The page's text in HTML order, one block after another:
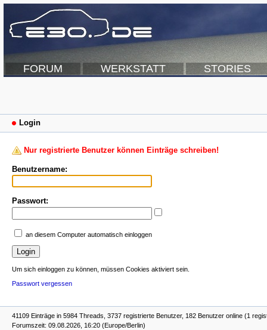
FORUM WERKSTATT STORIES
Login
Nur registrierte Benutzer können Einträge schreiben!
Benutzername:
Passwort:
an diesem Computer automatisch einloggen
Um sich einloggen zu können, müssen Cookies aktiviert sein.
Passwort vergessen
41109 Einträge in 5984 Threads, 3737 registrierte Benutzer, 182 Benutzer online (1
Forumszeit: 09.08.2026, 16:20 (Europe/Berlin)